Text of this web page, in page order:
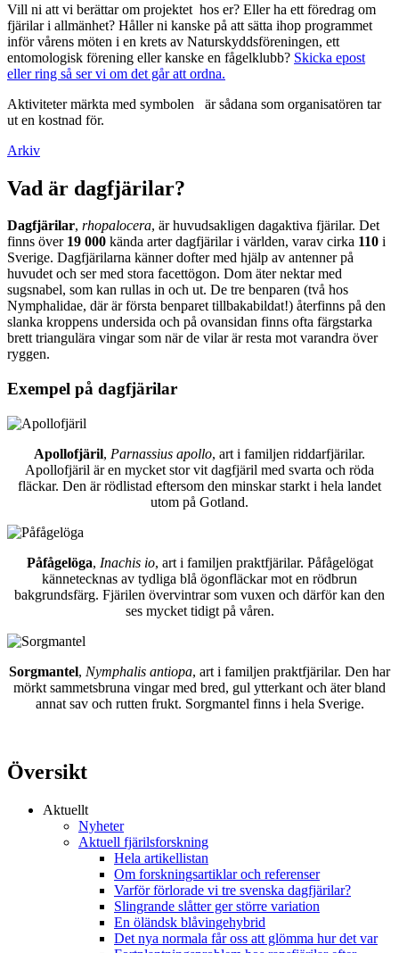
Vill ni att vi berättar om projektet hos er? Eller ha ett föredrag om
fjärilar i allmänhet? Håller ni kanske på att sätta ihop programmet
inför vårens möten i en krets av Naturskyddsföreningen, ett
entomologisk förening eller kanske en fågelklubb? Skicka epost
eller ring så ser vi om det går att ordna.
Aktiviteter märkta med symbolen
är sådana som organisatören tar
ut en kostnad för.
Arkiv
Vad är dagfjärilar?
Dagfjärilar, rhopalocera, är huvudsakligen dagaktiva fjärilar. Det
finns över 19 000 kända arter dagfjärilar i världen, varav cirka 110 i
Sverige. Dagfjärilarna känner dofter med hjälp av antenner på
huvudet och ser med stora facettögon. Dom äter nektar med
sugsnabel, som kan rullas in och ut. De tre benparen (två hos
Nymphalidae, där är första benparet tillbakabildat!) återfinns på den
slanka kroppens undersida och på ovansidan finns ofta färgstarka
brett triangulära vingar som när de vilar är resta mot varandra över
ryggen.
Exempel på dagfjärilar
Apollofjäril, Parnassius apollo, art i familjen riddarfjärilar.
Apollofjäril är en mycket stor vit dagfjäril med svarta och röda
fläckar. Den är rödlistad eftersom den minskar starkt i hela landet
utom på Gotland.
Påfågelöga, Inachis io, art i familjen praktfjärilar. Påfågelögat
kännetecknas av tydliga blå ögonfläckar mot en rödbrun
bakgrundsfärg. Fjärilen övervintrar som vuxen och därför kan den
ses mycket tidigt på våren.
Sorgmantel, Nymphalis antiopa, art i familjen praktfjärilar. Den har
mörkt sammetsbruna vingar med bred, gul ytterkant och äter bland
annat sav och rutten frukt. Sorgmantel finns i hela Sverige.
Översikt
Aktuellt
Nyheter
Aktuell fjärilsforskning
Hela artikellistan
Om forskningsartiklar och referenser
Varför förlorade vi tre svenska dagfjärilar?
Slingrande slåtter ger större variation
En öländsk blåvingehybrid
Det nya normala får oss att glömma hur det var